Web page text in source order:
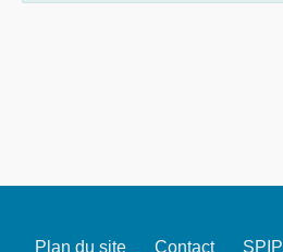
Plan du site Contact SPIP